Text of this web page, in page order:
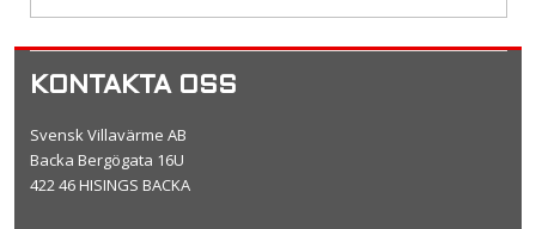
KONTAKTA OSS
Svensk Villavärme AB
Backa Bergögata 16U
422 46 HISINGS BACKA